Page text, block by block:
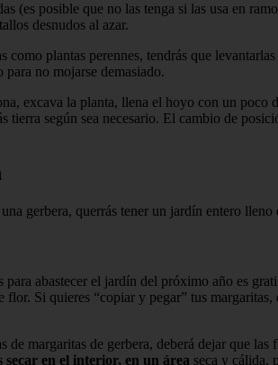
(es posible que no las tenga si las usa en
desnudos al azar.
como plantas perennes, tendrás que
para no mojarse demasiado.
excava la planta, llena el hoyo con un
tierra según sea necesario. El cambio de
gerbera, querrás tener un jardín entero
para abastecer el jardín del próximo año es
flor. Si quieres “copiar y pegar” tus
de margaritas de gerbera, deberá dejar que
secar en el interior, en un área seca y cálida,